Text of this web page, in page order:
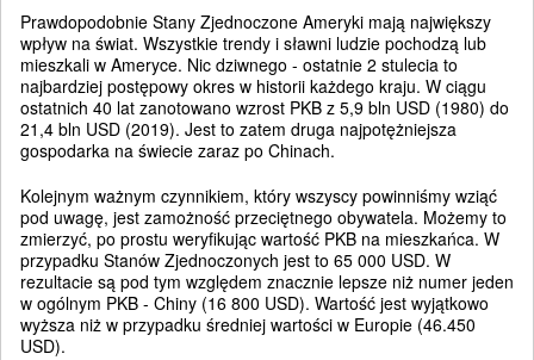
Prawdopodobnie Stany Zjednoczone Ameryki mają największy
wpływ na świat. Wszystkie trendy i sławni ludzie pochodzą lub
mieszkali w Ameryce. Nic dziwnego - ostatnie 2 stulecia to
najbardziej postępowy okres w historii każdego kraju. W ciągu
ostatnich 40 lat zanotowano wzrost PKB z 5,9 bln USD (1980) do
21,4 bln USD (2019). Jest to zatem druga najpotężniejsza
gospodarka na świecie zaraz po Chinach.
Kolejnym ważnym czynnikiem, który wszyscy powinniśmy wziąć
pod uwagę, jest zamożność przeciętnego obywatela. Możemy to
zmierzyć, po prostu weryfikując wartość PKB na mieszkańca. W
przypadku Stanów Zjednoczonych jest to 65 000 USD. W
rezultacie są pod tym względem znacznie lepsze niż numer jeden
w ogólnym PKB - Chiny (16 800 USD). Wartość jest wyjątkowo
wyższa niż w przypadku średniej wartości w Europie (46.450
USD).